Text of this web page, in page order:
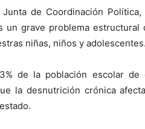
de Coordinación Política,
un grave problema
niñas, niños y adolescentes.
de la población escolar
la desnutrición crónica